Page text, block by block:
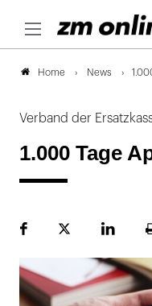
Home News
Verband der
1.000 Tage
FacebookPlattformLinekdIn